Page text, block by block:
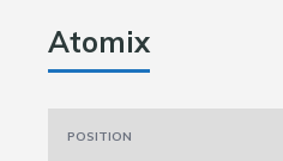
Atomix
POSITION